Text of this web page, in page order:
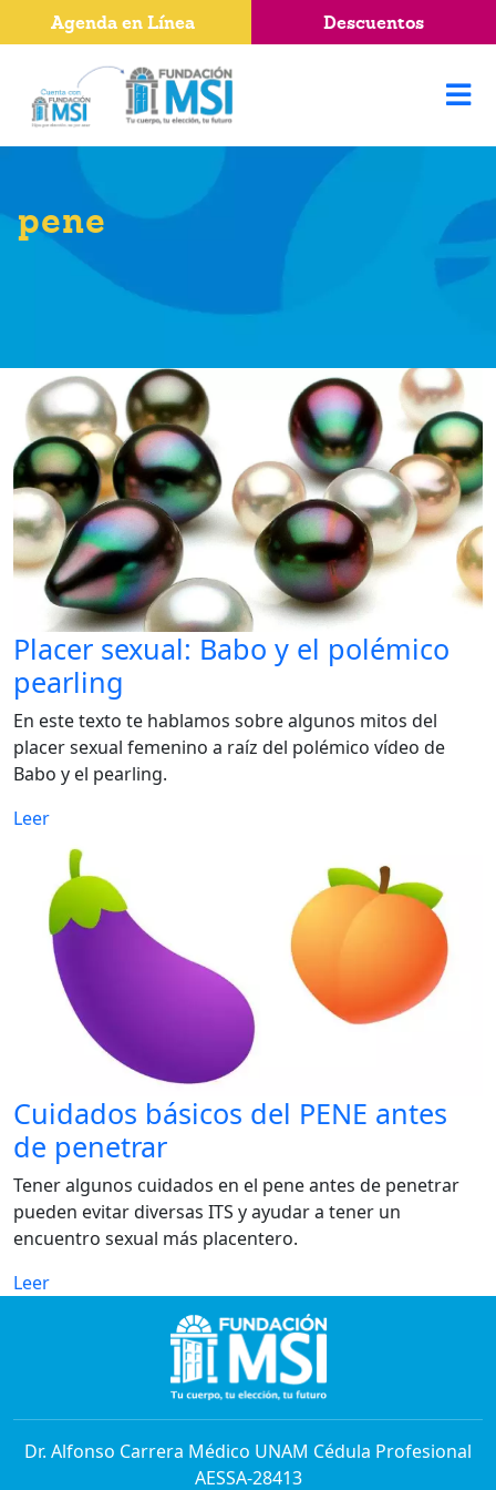
pene
Placer sexual: Babo y el polémico
pearling
En este texto te hablamos sobre algunos mitos del
placer sexual femenino a raíz del polémico vídeo de
Babo y el pearling.
Leer
Cuidados básicos del PENE antes
de penetrar
Tener algunos cuidados en el pene antes de penetrar
pueden evitar diversas ITS y ayudar a tener un
encuentro sexual más placentero.
Leer
Dr. Alfonso Carrera Médico UNAM Cédula Profesional
AESSA-28413
Agenda en Línea Descuentos